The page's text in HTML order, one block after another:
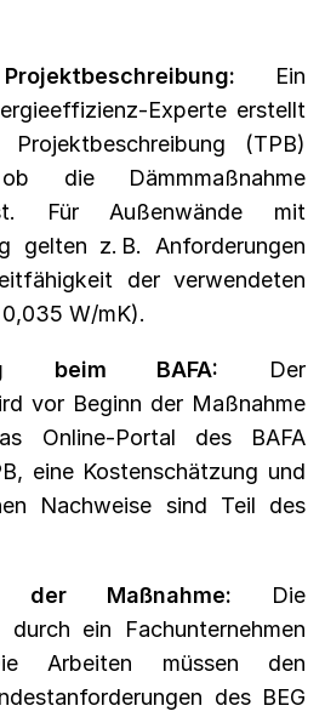
Ein
Experte erstellt
(TPB)
die Dämmmaßnahme
Für Außenwände mit
gelten z. B. Anforderungen
der verwendeten
W/mK).
beim BAFA: Der
vor Beginn der Maßnahme
Online-Portal des BAFA
eine Kostenschätzung und
Nachweise sind Teil des
der Maßnahme: Die
durch ein Fachunternehmen
Arbeiten müssen den
des BEG